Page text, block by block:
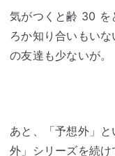
気がつくと齢 30 を
ろか知り合いもい
の友達も少ないが。
あと、「予想外」
外」シリーズを続